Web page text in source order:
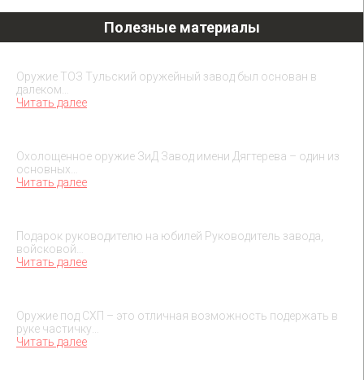
Полезные материалы
Оружие ТОЗ Тульский оружейный завод был основан в
далеком…
Читать далее
Охолощенное оружие ЗиД Завод имени Дягтерева – один из
основных…
Читать далее
Подарок руководителю на юбилей Руководитель завода,
войсковой…
Читать далее
Оружие под СХП – это отличная возможность подержать в
руке частичку…
Читать далее